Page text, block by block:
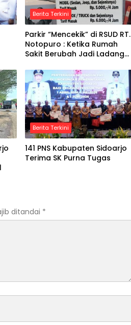
Berita Terkini
Parkir “Mencekik” di RSUD RT.
Notopuro : Ketika Rumah
Sakit Berubah Jadi Ladang
Berita Terkini
141 PNS Kabupaten Sidoarjo
Terima SK Purna Tugas
ditandai *